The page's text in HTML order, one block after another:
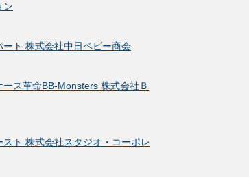
ン
ート 株式会社中日ベビー商会
ース革命BB-Monsters 株式会社Ｂ
スト 株式会社スタジオ・コーポレ